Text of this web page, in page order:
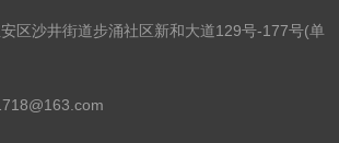
区沙井街道步涌社区新和大道129号-177号(单